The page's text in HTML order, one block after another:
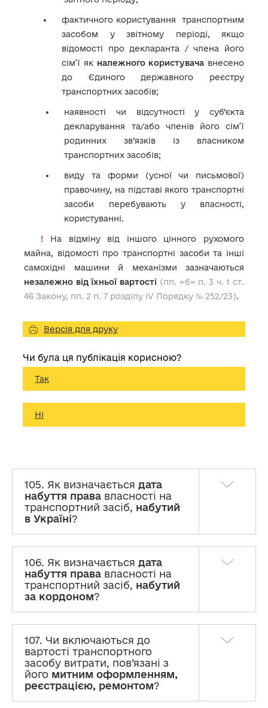
фактичного користування транспортним
засобом у звітному періоді, якщо
відомості про декларанта / члена його
сім’ї як належного користувача внесено
до Єдиного державного реєстру
транспортних засобів;
наявності чи відсутності у суб’єкта
декларування та/або членів його сім’ї
родинних зв’язків із власником
транспортних засобів;
виду та форми (усної чи письмової)
правочину, на підставі якого транспортні
засоби перебувають у власності,
користуванні.
! На відміну від іншого цінного рухомого
майна, відомості про транспортні засоби та інші
самохідні машини й механізми зазначаються
незалежно від їхньої вартості (пп. «б» п. 3 ч. 1 ст.
46 Закону, пп. 2 п. 7 розділу IV Порядку № 252/23).
Версія для друку
Чи була ця публікація корисною?
Так
Ні
105. Як визначається дата
набуття права власності на
транспортний засіб, набутий
в Україні?
106. Як визначається дата
набуття права власності на
транспортний засіб, набутий
за кордоном?
107. Чи включаються до
вартості транспортного
засобу витрати, пов’язані з
його митним оформленням,
реєстрацією, ремонтом?